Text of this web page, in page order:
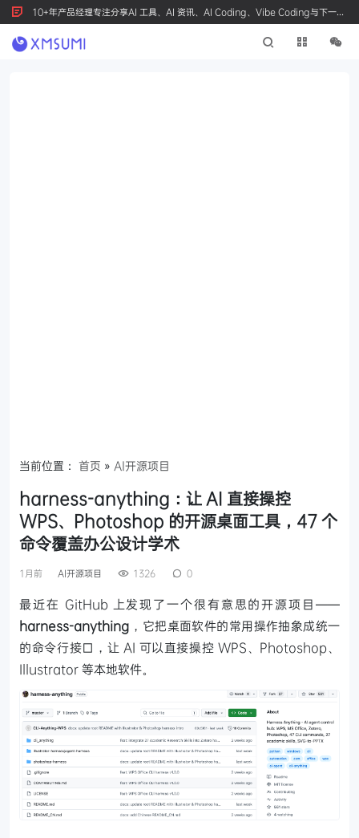
10+年产品经理专注分享AI 工具、AI 资讯、AI Coding、Vibe Coding与下一代
产品创新，按 Ctrl+D 收藏我们
当前位置： 首页 » AI开源项目
harness-anything：让 AI 直接操控
WPS、Photoshop 的开源桌面工具，47 个
命令覆盖办公设计学术
1月前 AI开源项目 1326 0
最近在 GitHub 上发现了一个很有意思的开源项目——
harness-anything ，它把桌面软件的常用操作抽象成统一
的命令行接口，让 AI 可以直接操控 WPS、Photoshop、
Illustrator 等本地软件。